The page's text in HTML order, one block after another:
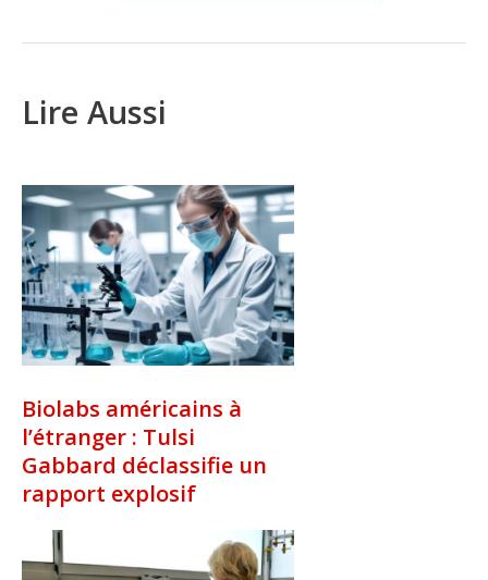
Lire Aussi
Biolabs américains à
l’étranger : Tulsi
Gabbard déclassifie un
rapport explosif